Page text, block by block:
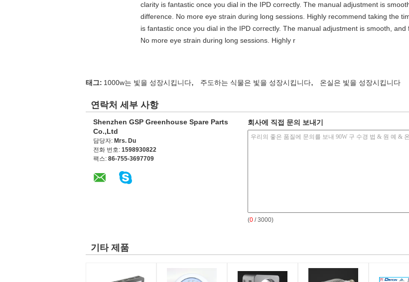
clarity is fantastic once you dial in the IPD correctly. The manual adjustment is
difference. No more eye strain during long sessions. Highly recommend taking the
is fantastic once you dial in the IPD correctly. The manual adjustment is smooth,
No more eye strain during long sessions. Highly r
태그: 1000w는 빛을 성장시킵니다, 주도하는 식물은 빛을 성장시킵니다, 온실은 빛을 성장시킵니다
연락처 세부 사항
Shenzhen GSP Greenhouse Spare Parts
Co.,Ltd
담당자: Mrs. Du
전화 번호: 1598930822
팩스: 86-755-3697709
회사에 직접 문의 보내기
(0 / 3000)
기타 제품